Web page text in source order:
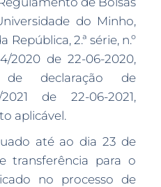
do Minho,
2.ª série, n.º
2020 de 22-06-2020,
de declaração de
de 22-06-2021,
aplicável.
até ao dia 23 de
transferência para o
no processo de